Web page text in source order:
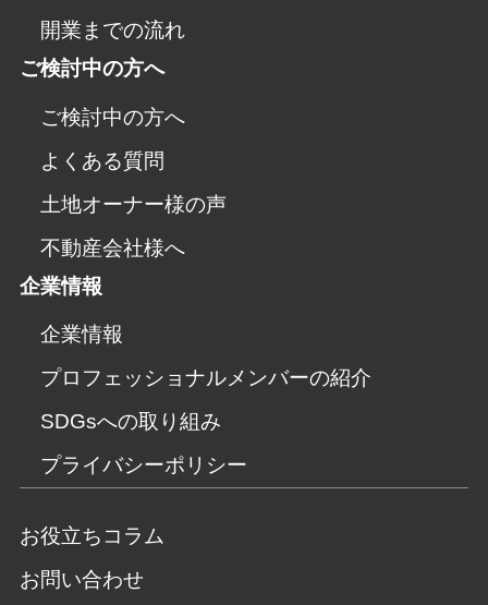
開業までの流れ
ご検討中の方へ
ご検討中の方へ
よくある質問
土地オーナー様の声
不動産会社様へ
企業情報
企業情報
プロフェッショナルメンバーの紹介
SDGsへの取り組み
プライバシーポリシー
お役立ちコラム
お問い合わせ